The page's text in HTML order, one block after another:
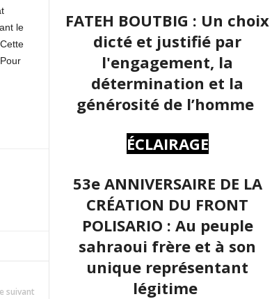
le
suivant
FATEH BOUTBIG : Un choix
dicté et justifié par
l'engagement, la
détermination et la
générosité de l’homme
ÉCLAIRAGE
53e ANNIVERSAIRE DE LA
CRÉATION DU FRONT
POLISARIO : Au peuple
sahraoui frère et à son
unique représentant
légitime